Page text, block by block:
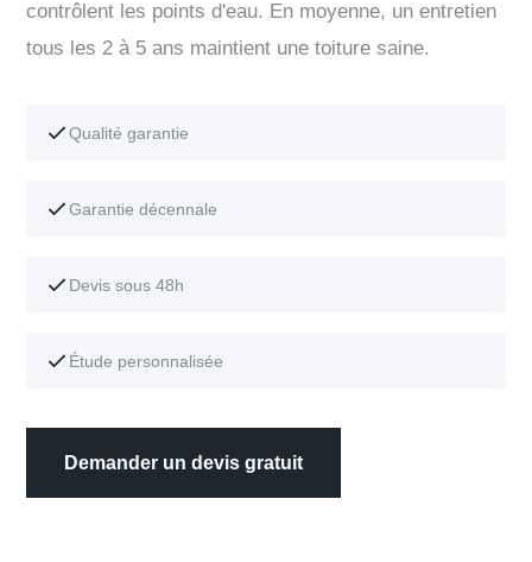
contrôlent les points d'eau. En moyenne, un entretien
tous les 2 à 5 ans maintient une toiture saine.
Qualité garantie
Garantie décennale
Devis sous 48h
Étude personnalisée
Demander un devis gratuit